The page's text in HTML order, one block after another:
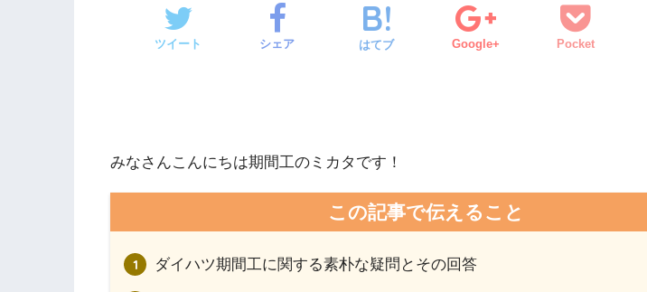
ツイート シェア はてブ Google+ Pocket
みなさんこんにちは期間工のミカタです！
この記事で伝えること
ダイハツ期間工に関する素朴な疑問とその回答